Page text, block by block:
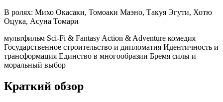
В ролях: Михо Окасаки, Томоаки Маэно, Такуя Эгути, Хотю
Оцука, Асуна Томари
мультфильм Sci-Fi & Fantasy Action & Adventure комедия
Государственное строительство и дипломатия Идентичность и
трансформация Единство в многообразии Бремя силы и
моральный выбор
Краткий обзор